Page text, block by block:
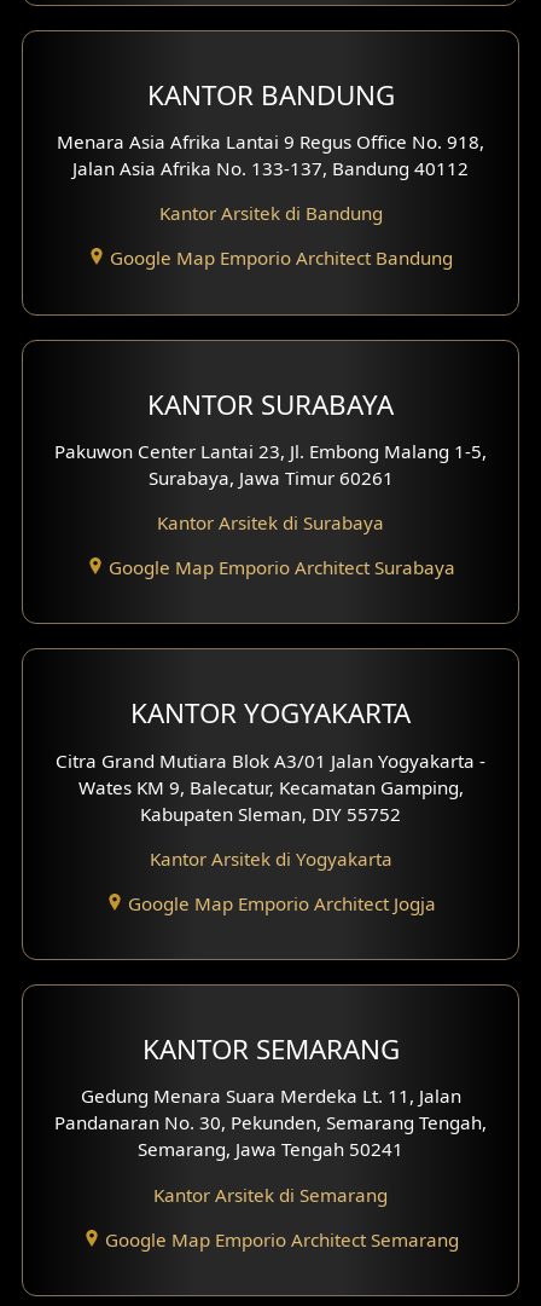
Desain Interior Klinik
Desain Interior Kantor
Eksterior dengan Pagar
Fasad Ruko
Fasad Paviliun
Fasad Klinik
Desain Mezanin
Desain Rumah Moroccan
Desain Rumah Scandinavian
Desain Balkon
Desain Void
Desain Toilet Tamu
Desain Kanopi
KANTOR BANDUNG
Menara Asia Afrika Lantai 9 Regus Office No. 918,
Jalan Asia Afrika No. 133-137, Bandung 40112
Kantor Arsitek di Bandung
Google Map Emporio Architect Bandung
KANTOR SURABAYA
Pakuwon Center Lantai 23, Jl. Embong Malang 1-5,
Surabaya, Jawa Timur 60261
Kantor Arsitek di Surabaya
Google Map Emporio Architect Surabaya
KANTOR YOGYAKARTA
Citra Grand Mutiara Blok A3/01 Jalan Yogyakarta -
Wates KM 9, Balecatur, Kecamatan Gamping,
Kabupaten Sleman, DIY 55752
Kantor Arsitek di Yogyakarta
Google Map Emporio Architect Jogja
KANTOR SEMARANG
Gedung Menara Suara Merdeka Lt. 11, Jalan
Pandanaran No. 30, Pekunden, Semarang Tengah,
Semarang, Jawa Tengah 50241
Kantor Arsitek di Semarang
Google Map Emporio Architect Semarang